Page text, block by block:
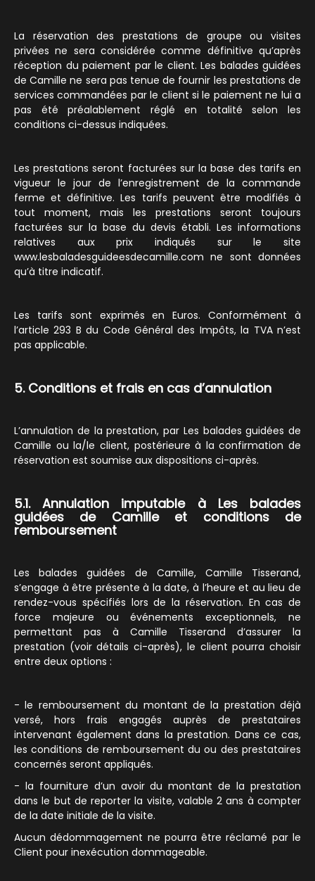
La réservation des prestations de groupe ou visites
privées ne sera considérée comme définitive qu’après
réception du paiement par le client. Les balades guidées
de Camille ne sera pas tenue de fournir les prestations de
services commandées par le client si le paiement ne lui a
pas été préalablement réglé en totalité selon les
conditions ci-dessus indiquées.
Les prestations seront facturées sur la base des tarifs en
vigueur le jour de l’enregistrement de la commande
ferme et définitive. Les tarifs peuvent être modifiés à
tout moment, mais les prestations seront toujours
facturées sur la base du devis établi. Les informations
relatives aux prix indiqués sur le site
www.lesbaladesguideesdecamille.com ne sont données
qu’à titre indicatif.
Les tarifs sont exprimés en Euros. Conformément à
l’article 293 B du Code Général des Impôts, la TVA n’est
pas applicable.
5. Conditions et frais en cas d’annulation
L’annulation de la prestation, par Les balades guidées de
Camille ou la/le client, postérieure à la confirmation de
réservation est soumise aux dispositions ci-après.
5.1. Annulation imputable à Les balades
guidées de Camille et conditions de
remboursement
Les balades guidées de Camille, Camille Tisserand,
s’engage à être présente à la date, à l’heure et au lieu de
rendez-vous spécifiés lors de la réservation. En cas de
force majeure ou événements exceptionnels, ne
permettant pas à Camille Tisserand d’assurer la
prestation (voir détails ci-après), le client pourra choisir
entre deux options :
- le remboursement du montant de la prestation déjà
versé, hors frais engagés auprès de prestataires
intervenant également dans la prestation. Dans ce cas,
les conditions de remboursement du ou des prestataires
concernés seront appliqués.
- la fourniture d’un avoir du montant de la prestation
dans le but de reporter la visite, valable 2 ans à compter
de la date initiale de la visite.
Aucun dédommagement ne pourra être réclamé par le
Client pour inexécution dommageable.